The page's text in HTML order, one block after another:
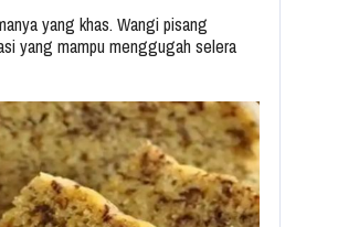
yang khas. Wangi pisang
yang mampu menggugah selera